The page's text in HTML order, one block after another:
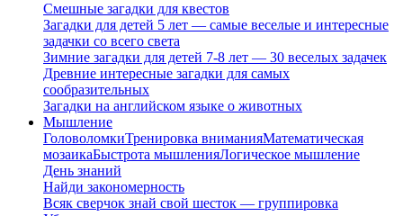
Смешные загадки для квестов
Загадки для детей 5 лет — самые веселые и интересные
задачки со всего света
Зимние загадки для детей 7-8 лет — 30 веселых задачек
Древние интересные загадки для самых
сообразительных
Загадки на английском языке о животных
Мышление
ГоловоломкиТренировка вниманияМатематическая
мозаикаБыстрота мышленияЛогическое мышление
День знаний
Найди закономерность
Всяк сверчок знай свой шесток — группировка